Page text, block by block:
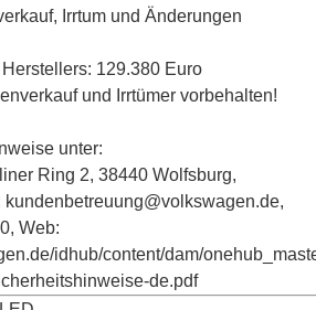
Irrtum und Änderungen
129.380 Euro
und Irrtümer vorbehalten!
unter:
Ring 2, 38440 Wolfsburg,
kundenbetreuung@volkswagen.de,
Web:
idhub/content/dam/
de.pdf